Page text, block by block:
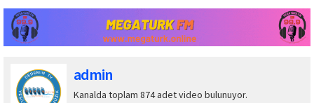
admin
Kanalda toplam 874 adet video bulunuyor.